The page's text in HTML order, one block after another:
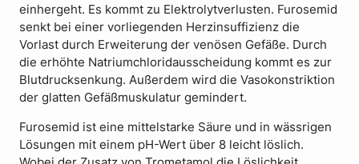
einhergeht. Es kommt zu Elektrolytverlusten. Furosemid
senkt bei einer vorliegenden Herzinsuffizienz die
Vorlast durch Erweiterung der venösen Gefäße. Durch
die erhöhte Natriumchloridausscheidung kommt es zur
Blutdrucksenkung. Außerdem wird die Vasokonstriktion
der glatten Gefäßmuskulatur gemindert.
Furosemid ist eine mittelstarke Säure und in wässrigen
Lösungen mit einem pH-Wert über 8 leicht löslich.